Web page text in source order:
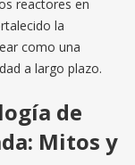
reactores en
la
como una
a largo plazo.
de
Mitos y